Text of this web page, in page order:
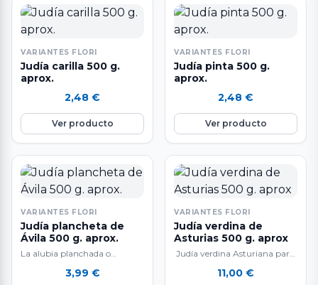
VARIANTES FLORI
Judía carilla 500 g.
aprox.
2,48 €
Ver producto
VARIANTES FLORI
Judía pinta 500 g.
aprox.
2,48 €
Ver producto
VARIANTES FLORI
Judía plancheta de
Ávila 500 g. aprox.
La alubia planchada o
calidad, de textura cremosa ,
3,99 €
VARIANTES FLORI
Judía verdina de
Asturias 500 g. aprox
Judía verdina Asturiana para
siguiendo la tradición
11,00 €